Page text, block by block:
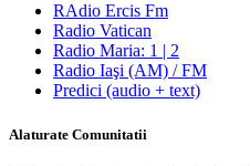
RAdio Ercis Fm
Radio Vatican
Radio Maria: 1 | 2
Radio Iaşi (AM) / FM
Predici (audio + text)
Alaturate Comunitatii